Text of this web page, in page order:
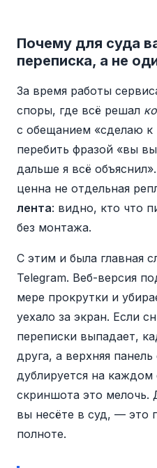
Почему для суда
переписка, а не
За время работы
споры, где всё решал
с обещанием «сделаю к
перебить фразой «вы
дальше я всё
ценна не отдельная
лента: видно, кто что
без монтажа.
С этим и была главная
Telegram. Веб-версия
мере прокрутки и
уехало за экран. Если
переписки выпадает,
друга, а верхняя
дублируется на
скриншота это мелочь.
вы несёте в суд, — это
полноте.